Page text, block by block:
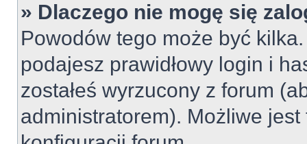
» Dlaczego nie mogę się
Powodów tego może być
podajesz prawidłowy login i
zostałeś wyrzucony z forum
administratorem). Możliwe